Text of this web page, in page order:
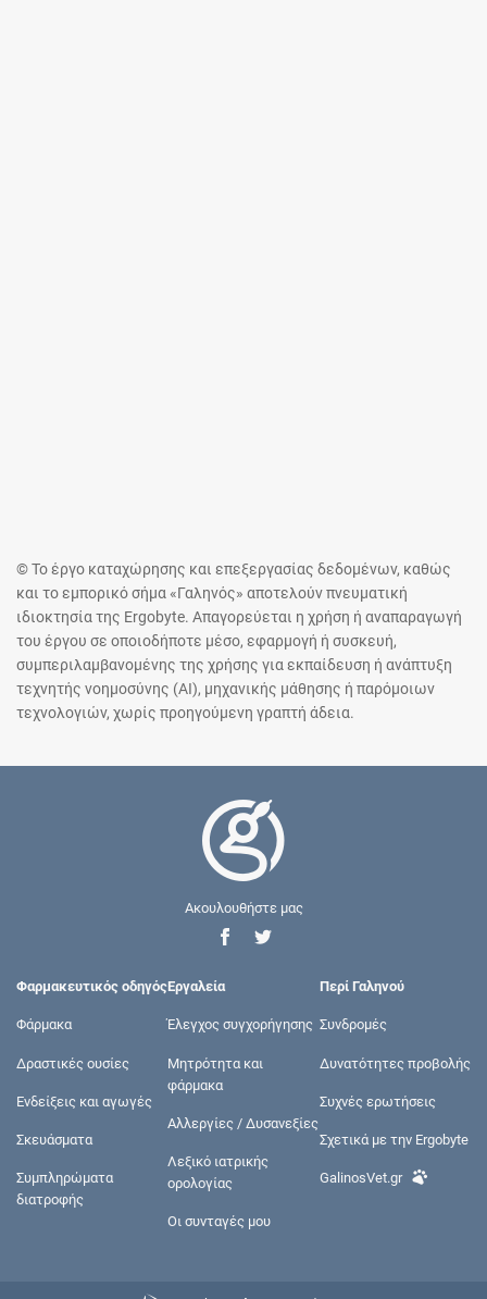
© Το έργο καταχώρησης και επεξεργασίας δεδομένων, καθώς
και το εμπορικό σήμα «Γαληνός» αποτελούν πνευματική
ιδιοκτησία της Ergobyte. Απαγορεύεται η χρήση ή αναπαραγωγή
του έργου σε οποιοδήποτε μέσο, εφαρμογή ή συσκευή,
συμπεριλαμβανομένης της χρήσης για εκπαίδευση ή ανάπτυξη
τεχνητής νοημοσύνης (AI), μηχανικής μάθησης ή παρόμοιων
τεχνολογιών, χωρίς προηγούμενη γραπτή άδεια.
Ακουλουθήστε μας
Φαρμακευτικός οδηγός
Φάρμακα
Δραστικές ουσίες
Ενδείξεις και αγωγές
Σκευάσματα
Συμπληρώματα
διατροφής
Εργαλεία
Έλεγχος συγχορήγησης
Μητρότητα και
φάρμακα
Αλλεργίες / Δυσανεξίες
Λεξικό ιατρικής
ορολογίας
Οι συνταγές μου
Περί Γαληνού
Συνδρομές
Δυνατότητες προβολής
Συχνές ερωτήσεις
Σχετικά με την Ergobyte
GalinosVet.gr